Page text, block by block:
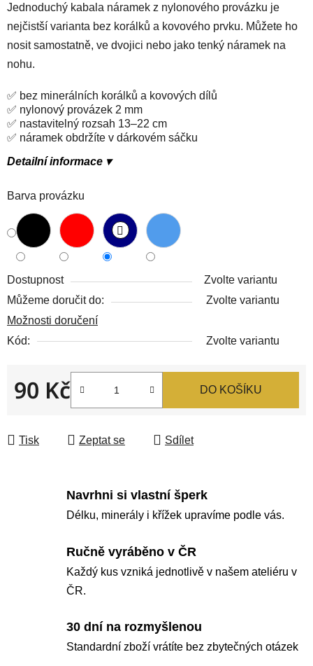
Jednoduchý kabala náramek z nylonového provázku je
nejčistší varianta bez korálků a kovového prvku. Můžete ho
nosit samostatně, ve dvojici nebo jako tenký náramek na
nohu.
✅ bez minerálních korálků a kovových dílů
✅ nylonový provázek 2 mm
✅ nastavitelný rozsah 13–22 cm
✅ náramek obdržíte v dárkovém sáčku
Detailní informace ▾
Barva provázku
Dostupnost
Zvolte variantu
Můžeme doručit do:
Zvolte variantu
Možnosti doručení
Kód:
Zvolte variantu
90 Kč
Měrná cena:
DO KOŠÍKU
Tisk Zeptat se Sdílet
Navrhni si vlastní šperk
Délku, minerály i křížek upravíme podle vás.
Ručně vyráběno v ČR
Každý kus vzniká jednotlivě v našem ateliéru v
ČR.
30 dní na rozmyšlenou
Standardní zboží vrátíte bez zbytečných otázek